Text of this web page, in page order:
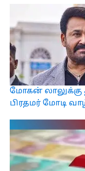
மோகன் லாலுக்கு
பிரதமர் மோடி